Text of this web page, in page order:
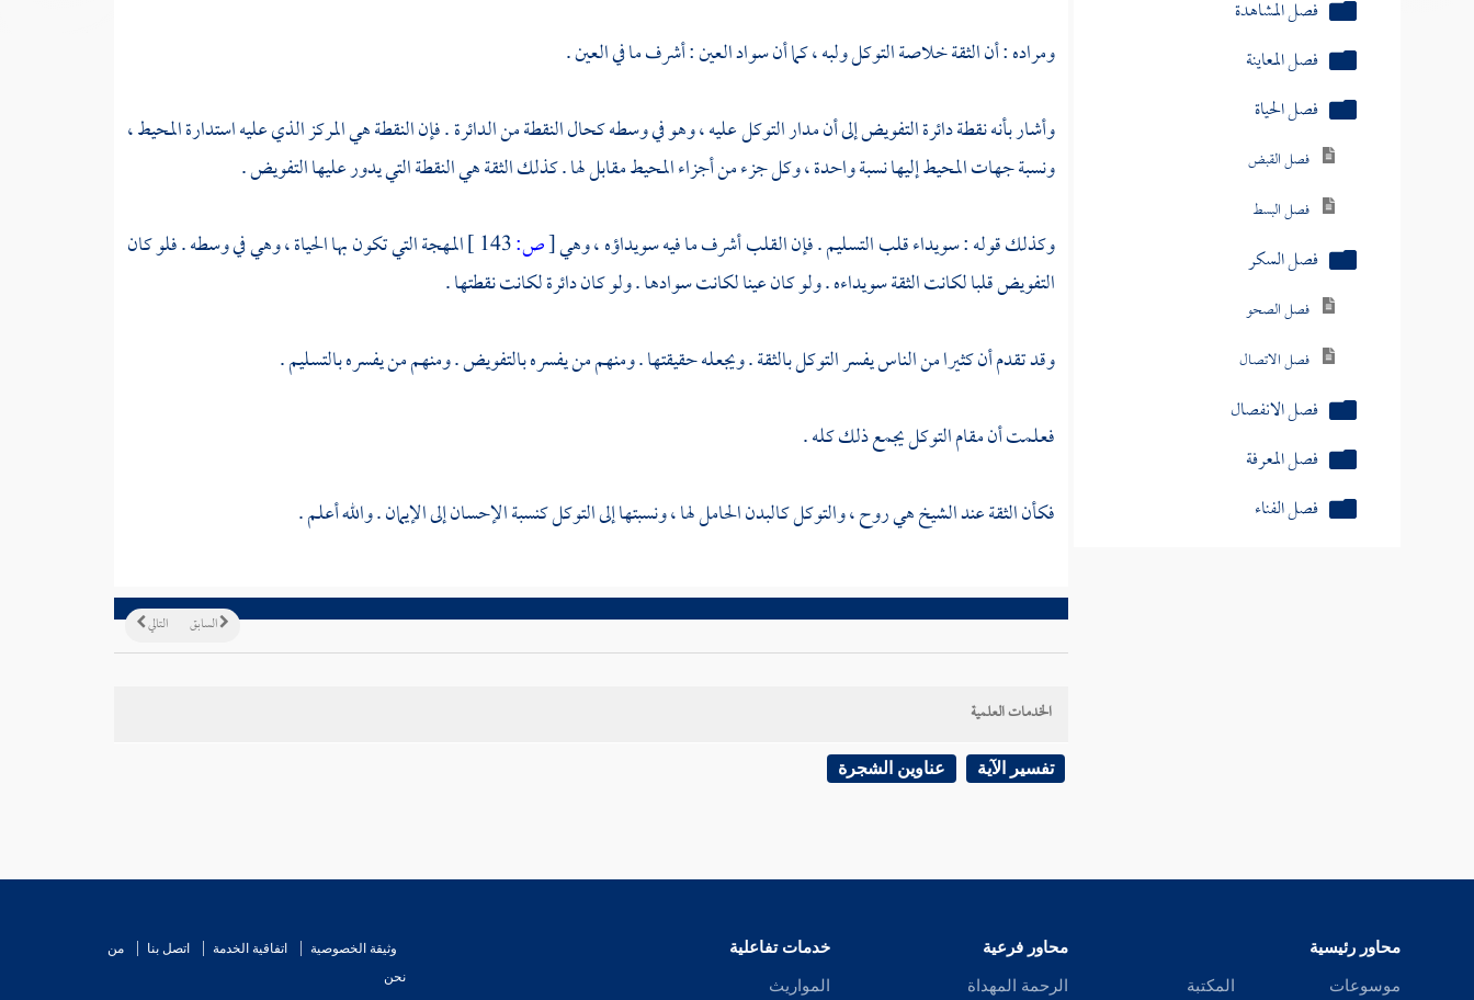
فصل البسط
فصل السكر
فصل الصحو
فصل الاتصال
فصل الانفصال
فصل المعرفة
فصل الفناء
فصل البقاء
فصل التحقيق
فصل التلبيس
فصل الوجود
ومراده : أن الثقة خلاصة التوكل ولبه ، كما أن سواد العين : أشرف ما في العين .
وأشار بأنه نقطة دائرة التفويض إلى أن مدار التوكل عليه ، وهو في وسطه كحال النقطة من الدائرة . فإن النقطة هي المركز الذي عليه استدارة المحيط ،
ونسبة جهات المحيط إليها نسبة واحدة ، وكل جزء من أجزاء المحيط مقابل لها . كذلك الثقة هي النقطة التي يدور عليها التفويض .
وكذلك قوله : سويداء قلب التسليم . فإن القلب أشرف ما فيه سويداؤه ، وهي[ص:
المهجة التي تكون بها الحياة ، وهي في وسطه . فلو كان
التفويض قلبا لكانت الثقة سويداءه . ولو كان عينا لكانت سوادها . ولو كان دائرة لكانت نقطتها .
وقد تقدم أن كثيرا من الناس يفسر التوكل بالثقة . ويجعله حقيقتها . ومنهم من يفسره بالتفويض . ومنهم من يفسره بالتسليم .
فعلمت أن مقام التوكل يجمع ذلك كله .
فكأن الثقة عند الشيخ هي روح ، والتوكل كالبدن الحامل لها ، ونسبتها إلى التوكل كنسبة الإحسان إلى الإيمان . والله أعلم .
التالي السابق
الخدمات العلمية
تفسير الآية عناوين الشجرة
محاور رئيسية
موسوعات المكتبة
محاور فرعية
الرحمة المهداة
خدمات تفاعلية
المواريث
وثيقة الخصوصية اتفاقية الخدمة اتصل بنا
من
نحن